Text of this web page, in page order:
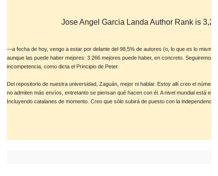
Jose Angel Garcia Landa Author Rank is
—a fecha de hoy, vengo a estar por delante del 98,5% de autores (o, lo que es lo
aunque las puede haber mejores: 3.266 mejores puede haber, en concreto. Seguiremos
incompetencia, como dicta el Principio de Peter.
Del repositorio de nuestra universidad, Zaguán, mejor ni hablar. Estoy allí creo el
no admiten más envíos, entretanto se piensan qué hacen con él. A nivel mundial está el
Incluyendo catalanes de momento. Creo que sólo subirá de puesto con la independencia